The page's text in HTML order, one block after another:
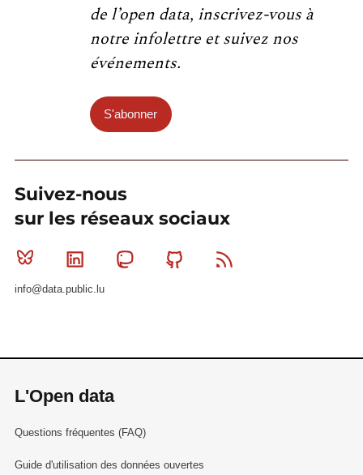
de l’open data, inscrivez-vous à
notre infolettre et suivez nos
événements.
S'abonner
Suivez-nous
sur les réseaux sociaux
Bluesky Linkedin MastodonGithub
info@data.public.lu
L'Open data
Questions fréquentes (FAQ)
Guide d'utilisation des données ouvertes